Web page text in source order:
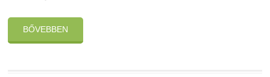
BŐVEBBEN